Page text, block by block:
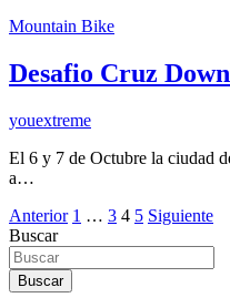
Mountain Bike
Desafio Cruz
youextreme
El 6 y 7 de Octubre la ciudad
a…
Paginación
de
entradas
Anterior 1 … 3 4 5 Siguiente
Buscar
Buscar